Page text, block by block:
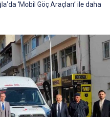
‘Mobil Göç Araçları’ ile daha